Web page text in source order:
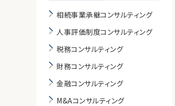
相続事業承継コンサルティング
人事評価制度コンサルティング
税務コンサルティング
財務コンサルティング
金融コンサルティング
M&Aコンサルティング